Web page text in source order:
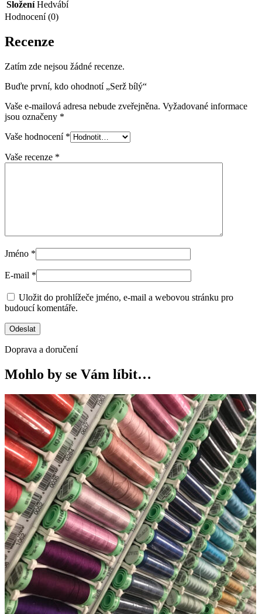
Složení Hedvábí
Hodnocení (0)
Recenze
Zatím zde nejsou žádné recenze.
Buďte první, kdo ohodnotí „Serž bílý“
Vaše e-mailová adresa nebude zveřejněna. Vyžadované informace
jsou označeny *
Vaše hodnocení *
Vaše recenze *
Jméno *
E-mail *
Uložit do prohlížeče jméno, e-mail a webovou stránku pro
budoucí komentáře.
Doprava a doručení
Mohlo by se Vám líbit…